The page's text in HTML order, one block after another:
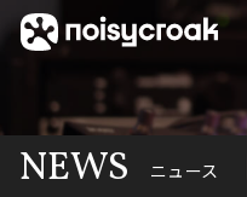
NEWS ニュース